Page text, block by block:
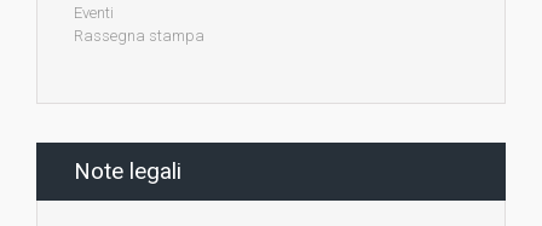
Eventi
Rassegna stampa
Note legali